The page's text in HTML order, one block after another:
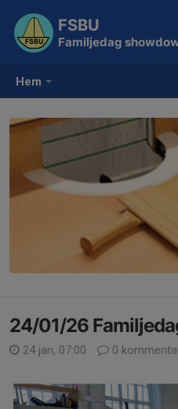
Hem
FSBU
Familjedag
24/01/26
24 jan, 07:00 0